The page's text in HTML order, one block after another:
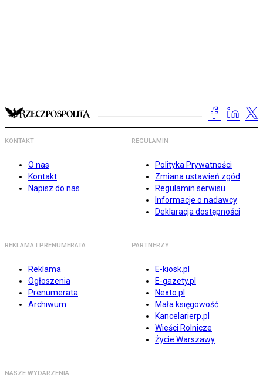
KONTAKT
O nas
Kontakt
Napisz do nas
REGULAMIN
Polityka Prywatności
Zmiana ustawień zgód
Regulamin serwisu
Informacje o nadawcy
Deklaracja dostępności
REKLAMA I PRENUMERATA
Reklama
Ogłoszenia
Prenumerata
Archiwum
PARTNERZY
E-kiosk.pl
E-gazety.pl
Nexto.pl
Mała księgowość
Kancelarierp.pl
Wieści Rolnicze
Życie Warszawy
NASZE WYDARZENIA